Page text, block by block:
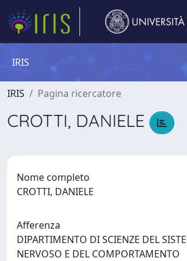
IRIS
IRIS Pagina ricercatore
CROTTI, DANIELE
Nome completo
CROTTI, DANIELE
Afferenza
DIPARTIMENTO DI SCIENZE DEL
NERVOSO E DEL COMPORTAMENTO